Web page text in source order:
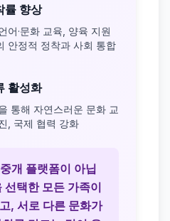
률 향상
어·문화 교육, 양육 지원
안정적 정착과 사회 통합
활성화
통해 자연스러운 문화 교
, 국제 협력 강화
개 플랫폼이 아닙
선택한 모든 가족이
, 서로 다른 문화가